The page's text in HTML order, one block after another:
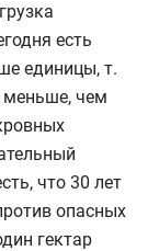
есть
единицы, т.
меньше, чем
что 30 лет
опасных
гектар